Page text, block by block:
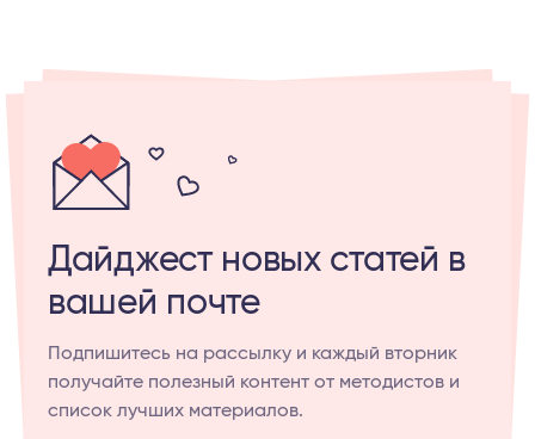
Дайджест новых статей в
вашей почте
Подпишитесь на рассылку и каждый вторник
получайте полезный контент от методистов и
список лучших материалов.